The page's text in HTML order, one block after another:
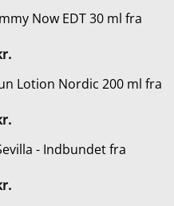
kr..
pris
Now EDT 30 ml fra
Den
pris
270,00 kr..
Lotion Nordic 200 ml fra
Den
pris
108,00 kr..
- Indbundet fra
Den